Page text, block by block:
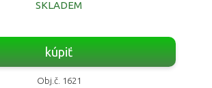
SKLADEM
kúpiť
Obj.č. 1621